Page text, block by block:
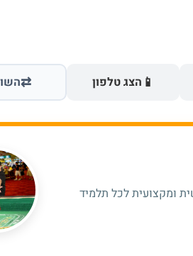
📱 הצג טלפון ⇄
ומקצועית לכל תלמיד